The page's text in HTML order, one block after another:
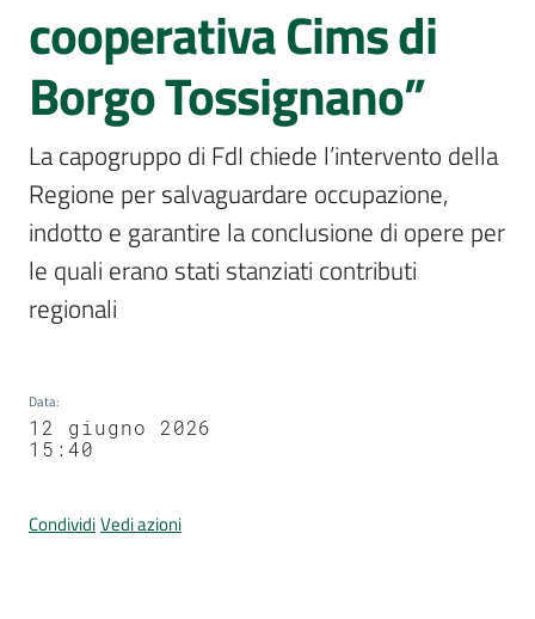
cittadini
cooperativa Cims di
Borgo Tossignano”
La capogruppo di FdI chiede l’intervento della
Regione per salvaguardare occupazione,
indotto e garantire la conclusione di opere per
le quali erano stati stanziati contributi
regionali
Data:
12 giugno 2026
15:40
CondividiVedi azioni